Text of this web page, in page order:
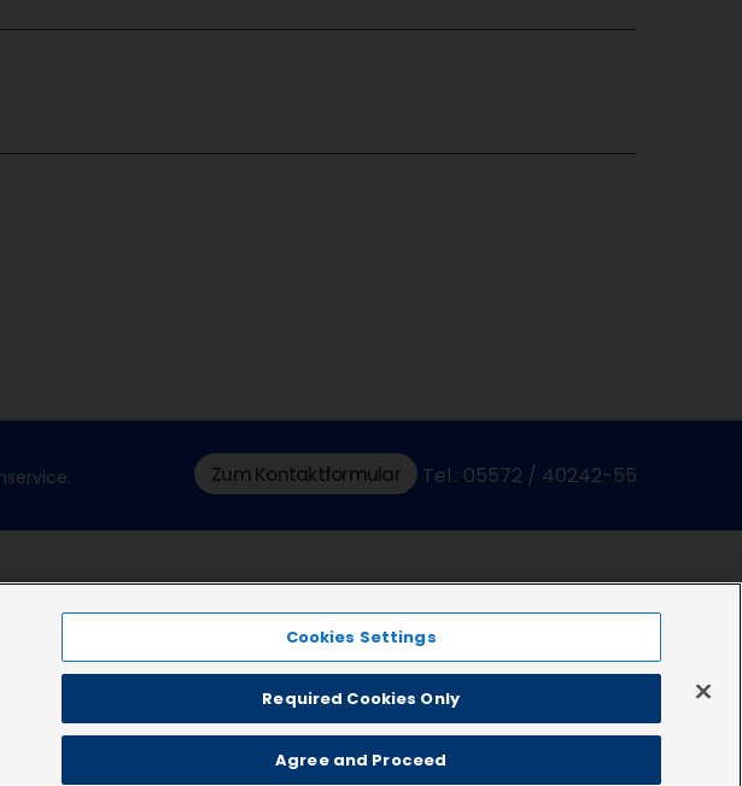
Zum Kontaktformular Tel.: 05572 / 40242-55
Cookies Settings
Required Cookies Only
Agree and Proceed